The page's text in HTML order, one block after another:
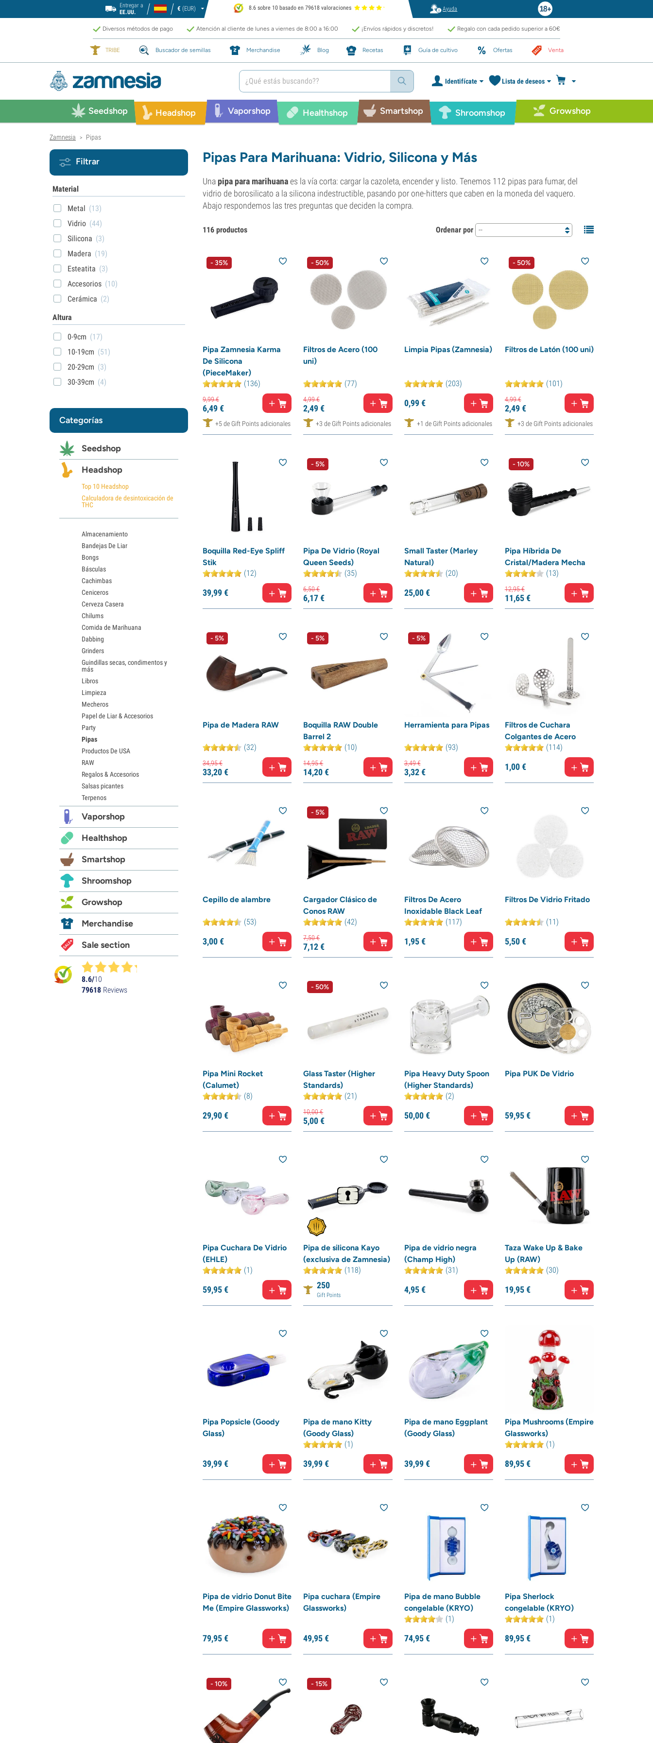
Entregar a
EE.UU.
€ (EUR) 8.6 sobre 10 basado en 79618 valoraciones Ayuda
Diversos métodos de pago Atención al cliente de lunes a viernes de 8:00 a 16:00 ¡Envíos rápidos y discretos! Regalo con cada pedido superior a 60€
TRIBE Buscador de semillas Merchandise Blog Recetas Guía de cultivo Ofertas Venta
Identifícate Lista de deseos
Seedshop Headshop Vaporshop Healthshop Smartshop Shroomshop Growshop
Zamnesia > Pipas
Pipas Para Marihuana: Vidrio, Silicona y Más
Una pipa para marihuanaes la vía corta: cargar la cazoleta, encender y listo. Tenemos 112 pipas para fumar, del
vidrio de borosilicato a la silicona indestructible, pasando por one-hitters que caben en la moneda del vaquero.
Abajo respondemos las tres preguntas que deciden la compra.
116 productos Ordenar por --
- 35%
Pipa Zamnesia Karma
De Silicona
(PieceMaker)
(136)
9,99€
6,49€
+5 de Gift Points adicionales
- 50%
Filtros de Acero (100
uni)
(77)
4,99€
2,49€
+3 de Gift Points adicionales
Limpia Pipas (Zamnesia)
(203)
0,99€
+1 de Gift Points adicionales
- 50%
Filtros de Latón (100 uni)
(101)
4,99€
2,49€
+3 de Gift Points adicionales
Boquilla Red-Eye Spliff
Stik
(12)
39,99€
- 5%
Pipa De Vidrio (Royal
Queen Seeds)
(35)
6,50€
6,17€
Small Taster (Marley
Natural)
(20)
25,00€
- 10%
Pipa Híbrida De
Cristal/Madera Mecha
(13)
12,95€
11,65€
- 5%
Pipa de Madera RAW
(32)
34,95€
33,20€
- 5%
Boquilla RAW Double
Barrel 2
(10)
14,95€
14,20€
- 5%
Herramienta para Pipas
(93)
3,49€
3,32€
Filtros de Cuchara
Colgantes de Acero
(114)
1,00€
Cepillo de alambre
(53)
3,00€
- 5%
Cargador Clásico de
Conos RAW
(42)
7,50€
7,12€
Filtros De Acero
Inoxidable Black Leaf
(117)
1,95€
Filtros De Vidrio Fritado
(11)
5,50€
Pipa Mini Rocket
(Calumet)
(8)
29,90€
- 50%
Glass Taster (Higher
Standards)
(21)
10,00€
5,00€
Pipa Heavy Duty Spoon
(Higher Standards)
(2)
50,00€
Pipa PUK De Vidrio
59,95€
Pipa Cuchara De Vidrio
(EHLE)
(1)
59,95€
Pipa de silicona Kayo
(exclusiva de Zamnesia)
(118)
250
Gift Points
Pipa de vidrio negra
(Champ High)
(31)
4,95€
Taza Wake Up & Bake
Up (RAW)
(30)
19,95€
Pipa Popsicle (Goody
Glass)
39,99€
Pipa de mano Kitty
(Goody Glass)
(1)
39,99€
Pipa de mano Eggplant
(Goody Glass)
39,99€
Pipa Mushrooms (Empire
Glassworks)
(1)
89,95€
Pipa de vidrio Donut Bite
Me (Empire Glassworks)
79,95€
Pipa cuchara (Empire
Glassworks)
49,95€
Pipa de mano Bubble
congelable (KRYO)
(1)
74,95€
Pipa Sherlock
congelable (KRYO)
(1)
89,95€
- 10% - 15%
Filtrar
Material
Metal (13)
Vidrio (44)
Silicona (3)
Madera (19)
Esteatita (3)
Accesorios (10)
Cerámica (2)
Altura
0-9cm (17)
10-19cm (51)
20-29cm (3)
30-39cm (4)
Categorías
Seedshop
Headshop
Top 10 Headshop
Calculadora de desintoxicación de
THC
Almacenamiento
Bandejas De Liar
Bongs
Básculas
Cachimbas
Ceniceros
Cerveza Casera
Chilums
Comida de Marihuana
Dabbing
Grinders
Guindillas secas, condimentos y
más
Libros
Limpieza
Mecheros
Papel de Liar & Accesorios
Party
Pipas
Productos De USA
RAW
Regalos & Accesorios
Salsas picantes
Terpenos
Vaporshop
Healthshop
Smartshop
Shroomshop
Growshop
Merchandise
Sale section
8.6/10
79618 Reviews